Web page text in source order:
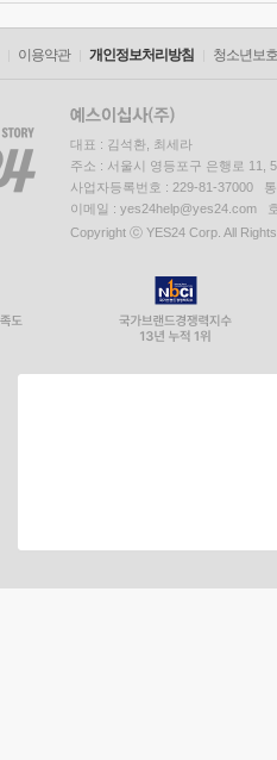
이용약관 개인정보처리방침 청소년보
대표 : 김석환, 최세라
주소 : 서울시 영등포구 은행로 11,
사업자등록번호 : 229-81-37000
이메일 : yes24help@yes24.com
Copyright ⓒ YES24 Corp. All